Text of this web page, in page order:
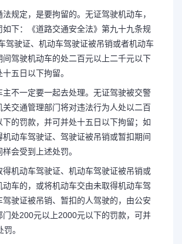
规定，是要拘留的。无证驾驶机动车，
如下：《道路交通安全法》第九十九条规
驾驶证、机动车驾驶证被吊销或者机动车
间驾驶机动车的处二百元以上二千元以下
五日以下拘留。
主不一定要一起去处理。无证驾驶被交警
关交通管理部门将对违法行为人处以二百
下的罚款，并可并处十五日以下拘留；如
动车驾驶证、驾驶证被吊销或暂扣期间
会受到上述处罚。
得机动车驾驶证、机动车驾驶证被吊销或
动车的，或将机动车交由未取得机动车驾
驾驶证被吊销、暂扣的人驾驶的，由公安
门处200元以上2000元以下的罚款，可并
。